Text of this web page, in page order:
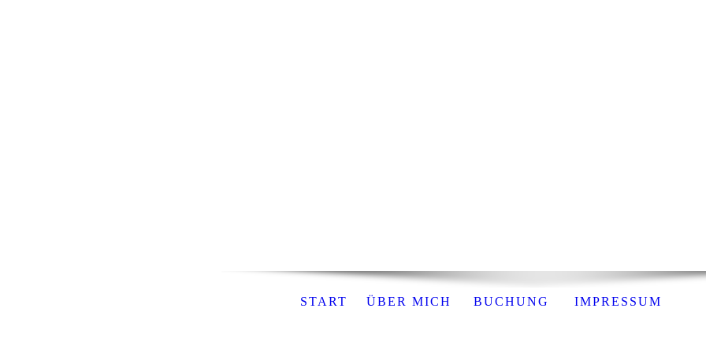
START ÜBER MICH BUCHUNG IMPRESSUM ©